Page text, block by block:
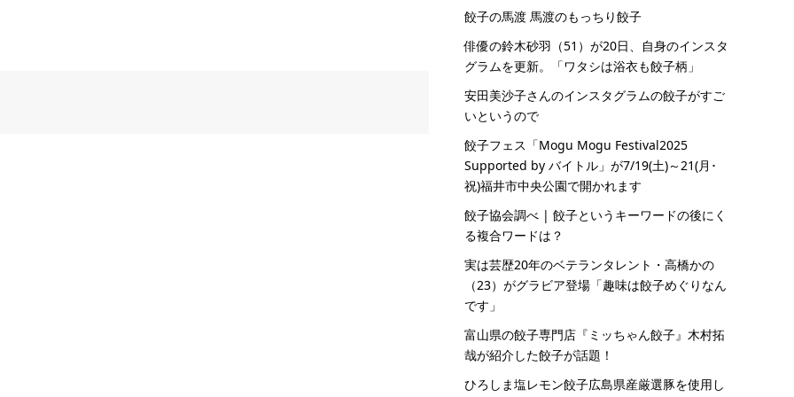
餃子の馬渡 馬渡のもっちり餃子
俳優の鈴木砂羽（51）が20日、自身のインスタ
グラムを更新。「ワタシは浴衣も餃子柄」
安田美沙子さんのインスタグラムの餃子がすご
いというので
餃子フェス「Mogu Mogu Festival2025
Supported by バイトル」が7/19(土)～21(月･
祝)福井市中央公園で開かれます
餃子協会調べ | 餃子というキーワードの後にく
る複合ワードは？
実は芸歴20年のベテランタレント・高橋かの
（23）がグラビア登場「趣味は餃子めぐりなん
です」
富山県の餃子専門店『ミッちゃん餃子』木村拓
哉が紹介した餃子が話題！
ひろしま塩レモン餃子広島県産厳選豚を使用し